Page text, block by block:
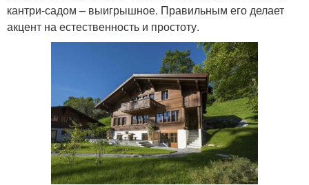
кантри-садом – выигрышное. Правильным его делает
акцент на естественность и простоту.